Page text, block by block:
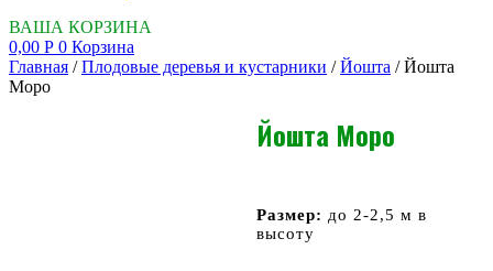
ВАША КОРЗИНА
0,00 Р 0 Корзина
Главная /Плодовые деревья и кустарники /Йошта / Йошта
Моро
Йошта Моро
Размер: до 2-2,5 м в
высоту